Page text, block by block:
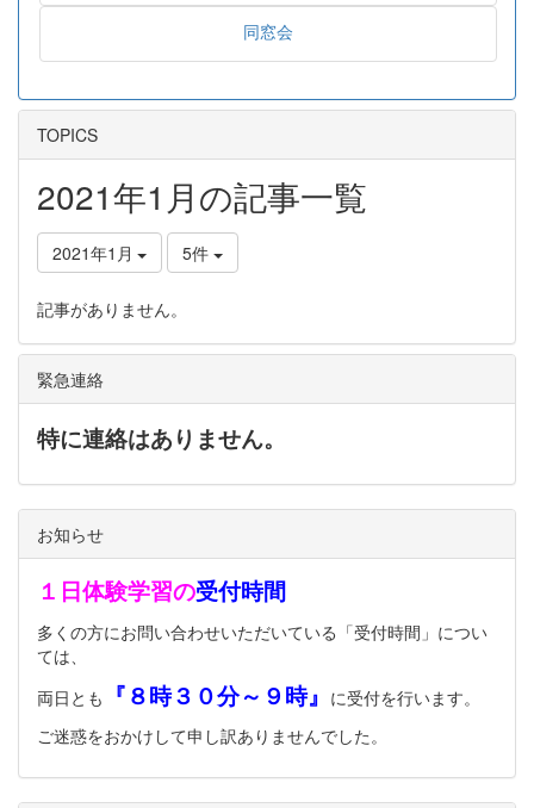
同窓会
TOPICS
2021年1月の記事一覧
2021年1月 5件
記事がありません。
緊急連絡
特に連絡はありません。
お知らせ
１日体験学習の受付時間
多くの方にお問い合わせいただいている「受付時間」につい
ては、
両日とも
『８時３０分～９時』 に受付を行います。
ご迷惑をおかけして申し訳ありませんでした。